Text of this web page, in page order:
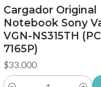
Cargador Original
Notebook Sony
VGN-NS315TH
7165P)
$33.000